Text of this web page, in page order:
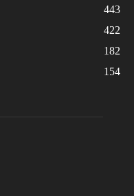
443
422
182
154